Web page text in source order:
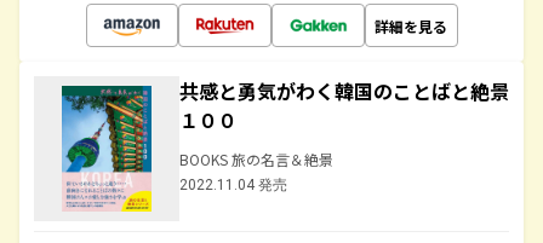
詳細を見る
共感と勇気がわく韓国のことばと絶景
１００
BOOKS 旅の名言＆絶景
2022.11.04 発売